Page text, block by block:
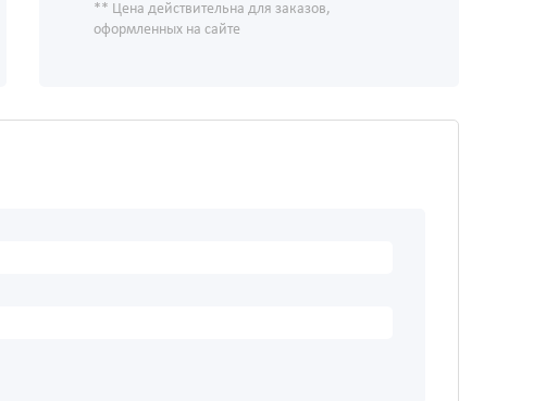
** Цена действительна для заказов,
оформленных на сайте